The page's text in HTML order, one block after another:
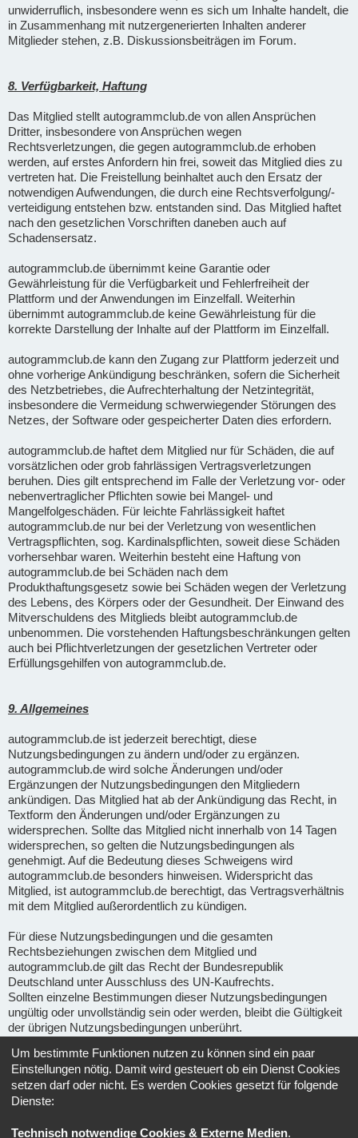
unwiderruflich, insbesondere wenn es sich um Inhalte handelt, die
in Zusammenhang mit nutzergenerierten Inhalten anderer
Mitglieder stehen, z.B. Diskussionsbeiträgen im Forum.
8. Verfügbarkeit, Haftung
Das Mitglied stellt autogrammclub.de von allen Ansprüchen
Dritter, insbesondere von Ansprüchen wegen
Rechtsverletzungen, die gegen autogrammclub.de erhoben
werden, auf erstes Anfordern hin frei, soweit das Mitglied dies zu
vertreten hat. Die Freistellung beinhaltet auch den Ersatz der
notwendigen Aufwendungen, die durch eine Rechtsverfolgung/-
verteidigung entstehen bzw. entstanden sind. Das Mitglied haftet
nach den gesetzlichen Vorschriften daneben auch auf
Schadensersatz.
autogrammclub.de übernimmt keine Garantie oder
Gewährleistung für die Verfügbarkeit und Fehlerfreiheit der
Plattform und der Anwendungen im Einzelfall. Weiterhin
übernimmt autogrammclub.de keine Gewährleistung für die
korrekte Darstellung der Inhalte auf der Plattform im Einzelfall.
autogrammclub.de kann den Zugang zur Plattform jederzeit und
ohne vorherige Ankündigung beschränken, sofern die Sicherheit
des Netzbetriebes, die Aufrechterhaltung der Netzintegrität,
insbesondere die Vermeidung schwerwiegender Störungen des
Netzes, der Software oder gespeicherter Daten dies erfordern.
autogrammclub.de haftet dem Mitglied nur für Schäden, die auf
vorsätzlichen oder grob fahrlässigen Vertragsverletzungen
beruhen. Dies gilt entsprechend im Falle der Verletzung vor- oder
nebenvertraglicher Pflichten sowie bei Mangel- und
Mangelfolgeschäden. Für leichte Fahrlässigkeit haftet
autogrammclub.de nur bei der Verletzung von wesentlichen
Vertragspflichten, sog. Kardinalspflichten, soweit diese Schäden
vorhersehbar waren. Weiterhin besteht eine Haftung von
autogrammclub.de bei Schäden nach dem
Produkthaftungsgesetz sowie bei Schäden wegen der Verletzung
des Lebens, des Körpers oder der Gesundheit. Der Einwand des
Mitverschuldens des Mitglieds bleibt autogrammclub.de
unbenommen. Die vorstehenden Haftungsbeschränkungen gelten
auch bei Pflichtverletzungen der gesetzlichen Vertreter oder
Erfüllungsgehilfen von autogrammclub.de.
9. Allgemeines
autogrammclub.de ist jederzeit berechtigt, diese
Nutzungsbedingungen zu ändern und/oder zu ergänzen.
autogrammclub.de wird solche Änderungen und/oder
Ergänzungen der Nutzungsbedingungen den Mitgliedern
ankündigen. Das Mitglied hat ab der Ankündigung das Recht, in
Textform den Änderungen und/oder Ergänzungen zu
widersprechen. Sollte das Mitglied nicht innerhalb von 14 Tagen
widersprechen, so gelten die Nutzungsbedingungen als
genehmigt. Auf die Bedeutung dieses Schweigens wird
autogrammclub.de besonders hinweisen. Widerspricht das
Mitglied, ist autogrammclub.de berechtigt, das Vertragsverhältnis
mit dem Mitglied außerordentlich zu kündigen.
Für diese Nutzungsbedingungen und die gesamten
Rechtsbeziehungen zwischen dem Mitglied und
autogrammclub.de gilt das Recht der Bundesrepublik
Deutschland unter Ausschluss des UN-Kaufrechts.
Sollten einzelne Bestimmungen dieser Nutzungsbedingungen
ungültig oder unvollständig sein oder werden, bleibt die Gültigkeit
der übrigen Nutzungsbedingungen unberührt.
Gerichtsstand für alle im Zusammenhang mit Ape-fans
entstehenden Streitigkeiten ist, soweit gesetzlich zulässig, der
Sitz von Ape-fans.
sind in derDatenschutzerklärungenthalten.
Um bestimmte Funktionen nutzen zu können sind ein paar
Einstellungen nötig. Damit wird gesteuert ob ein Dienst Cookies
setzen darf oder nicht. Es werden Cookies gesetzt für folgende
Dienste:
Technisch notwendige Cookies & Externe Medien.